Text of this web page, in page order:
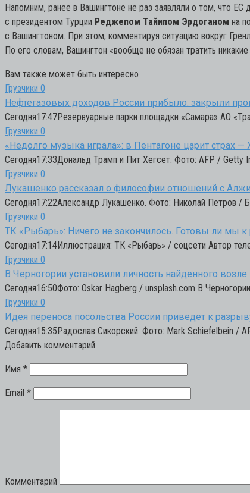
Напомним, ранее в Вашингтоне не раз заявляли о том, что
с президентом Турции Реджепом Тайипом Эрдоганом на
с Вашингтоном. При этом, комментируя ситуацию вокруг
По его словам, Вашингтон «вообще не обязан тратить
Вам также может быть интересно
Грузчики 0
Нефтегазовых доходов России прибыло: закрыли
Сегодня17:47Резервуарные парки площадки «Самара» АО
Грузчики 0
«Недолго музыка играла»: в Пентагоне царит страх —
Сегодня17:33Дональд Трамп и Пит Хегсет. Фото: AFP / Getty
Грузчики 0
Лукашенко рассказал о философии отношений с
Сегодня17:22Александр Лукашенко. Фото: Николай Петров /
Грузчики 0
ТК «Рыбарь»: Ничего не закончилось. Готовы ли мы
Сегодня17:14Иллюстрация: ТК «Рыбарь» / соцсети Автор
Грузчики 0
В Черногории установили личность найденного
Сегодня16:50Фото: Oskar Hagberg / unsplash.com В
Грузчики 0
Идея переноса посольства России приведет к
Сегодня15:35Радослав Сикорский. Фото: Mark Schiefelbein /
Добавить комментарий
Имя *
Email *
Комментарий